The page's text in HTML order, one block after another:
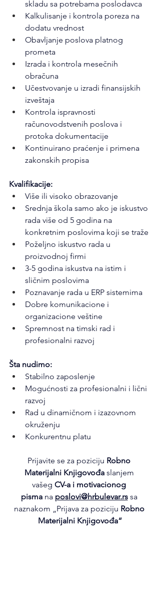
skladu sa potrebama poslodavca
Kalkulisanje i kontrola poreza na
dodatu vrednost
Obavljanje poslova platnog
prometa
Izrada i kontrola mesečnih
obračuna
Učestvovanje u izradi finansijskih
izveštaja
Kontrola ispravnosti
računovodstvenih poslova i
protoka dokumentacije
Kontinuirano praćenje i primena
zakonskih propisa
Kvalifikacije:
Više ili visoko obrazovanje
Srednja škola samo ako je iskustvo
rada više od 5 godina na
konkretnim poslovima koji se traže
Poželjno iskustvo rada u
proizvodnoj firmi
3-5 godina iskustva na istim i
sličnim poslovima
Poznavanje rada u ERP sistemima
Dobre komunikacione i
organizacione veštine
Spremnost na timski rad i
profesionalni razvoj
Šta nudimo:
Stabilno zaposlenje
Mogućnosti za profesionalni i lični
razvoj
Rad u dinamičnom i izazovnom
okruženju
Konkurentnu platu
Prijavite se za poziciju Robno
Materijalni Knjigovođa slanjem
vašeg CV-a i motivacionog
pisma na poslovi@hrbulevar.rs sa
naznakom „Prijava za poziciju Robno
Materijalni Knjigovođa“